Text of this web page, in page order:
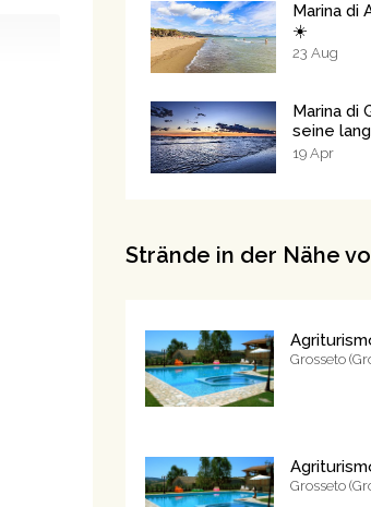
Marina di
☀️
23 Aug
Marina di
seine
19 Apr
Strände in der Nähe
Grosseto
Grosseto